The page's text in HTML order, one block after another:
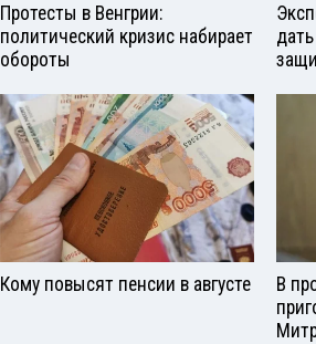
Протесты в Венгрии:
политический кризис набирает
обороты
Кому повысят пенсии в августе
В